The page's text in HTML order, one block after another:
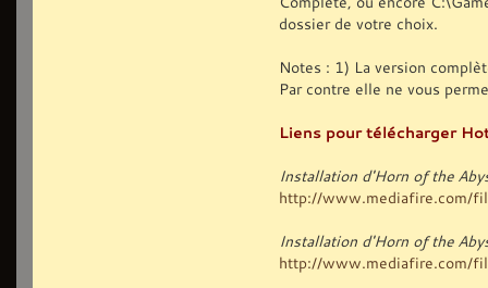
dossier de votre choix.
Notes : 1) La version
Par contre elle ne vous
Liens pour télécharger
Installation d'Horn of the
http://www.mediafire.com/
Installation d'Horn of the
http://www.mediafire.com/